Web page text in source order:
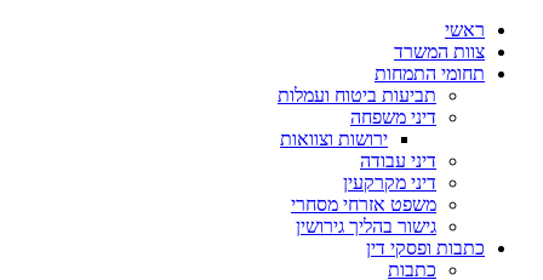
ראשי
צוות המשרד
תחומי התמחות
תביעות ביטוח ועמלות
דיני משפחה
ירושות וצוואות
דיני עבודה
דיני מקרקעין
משפט אזרחי מסחרי
גישור בהליך גירושין
כתבות ופסקי דין
כתבות